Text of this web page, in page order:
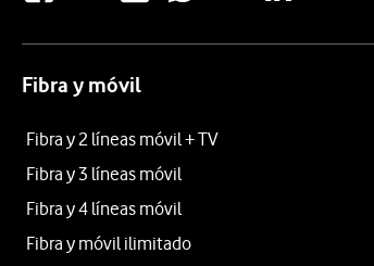
Fibra y móvil
Fibra y 2 líneas móvil + TV
Fibra y 3 líneas móvil
Fibra y 4 líneas móvil
Fibra y móvil ilimitado